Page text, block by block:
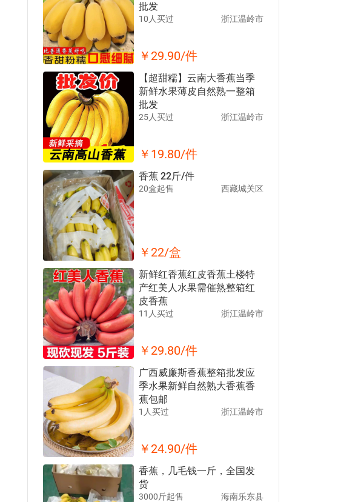
批发
10人买过 浙江温岭市
￥ 29.90/件
【超甜糯】云南大香蕉当季
新鲜水果薄皮自然熟一整箱
批发
25人买过 浙江温岭市
￥ 19.80/件
香蕉 22斤/件
20盒起售 西藏城关区
￥ 22/盒
新鲜红香蕉红皮香蕉土楼特
产红美人水果需催熟整箱红
皮香蕉
11人买过 浙江温岭市
￥ 29.80/件
广西威廉斯香蕉整箱批发应
季水果新鲜自然熟大香蕉香
蕉包邮
1人买过 浙江温岭市
￥ 24.90/件
香蕉，几毛钱一斤，全国发
货
3000斤起售 海南乐东县